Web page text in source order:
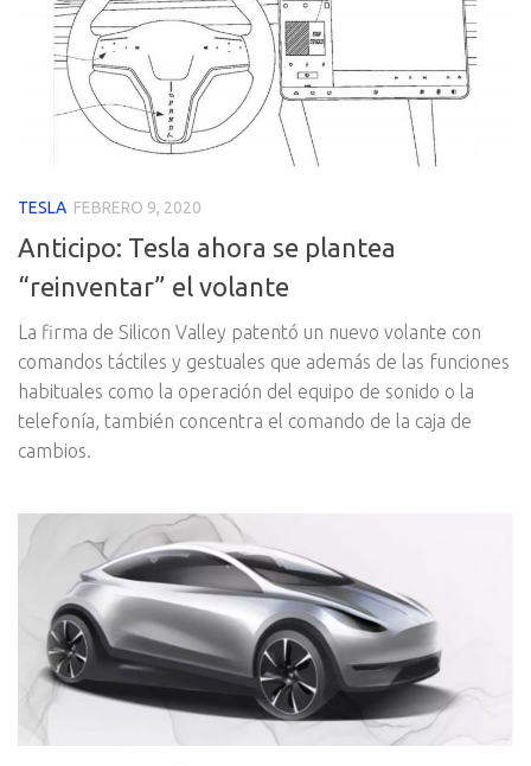
TESLA FEBRERO 9, 2020
Anticipo: Tesla ahora se plantea
“reinventar” el volante
La firma de Silicon Valley patentó un nuevo volante con
comandos táctiles y gestuales que además de las funciones
habituales como la operación del equipo de sonido o la
telefonía, también concentra el comando de la caja de
cambios.